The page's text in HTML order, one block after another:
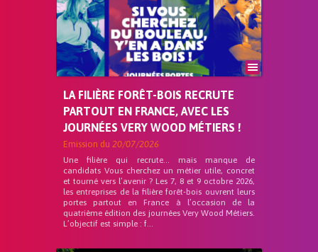
LA FILIÈRE FORÊT-BOIS RECRUTE
PARTOUT EN FRANCE, AVEC LES
JOURNÉES VERY WOOD MÉTIERS !
Emission du 20/07/2026
Une filière qui recrute… mais manque de
candidats Vous cherchez un métier utile, concret
et tourné vers l’avenir ? Les 7, 8 et 9 octobre 2026,
les entreprises de la filière forêt-bois ouvrent leurs
portes partout en France à l’occasion de la
quatrième édition des journées Very Wood Métiers.
L’objectif est simple : f...